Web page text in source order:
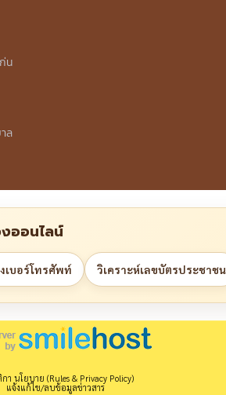
น
ล
ออนไลน์
เบอร์โทรศัพท์ วิเคราะห์เลขบัตรประชาชน
า นโยบาย (Rules & Privacy Policy)
แจ้งแก้ไข/ลบข้อมูลข่าวสาร